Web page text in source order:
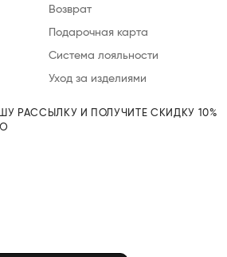
Возврат
Подарочная карта
Система лояльности
Уход за изделиями
РАССЫЛКУ И ПОЛУЧИТЕ СКИДКУ 10%